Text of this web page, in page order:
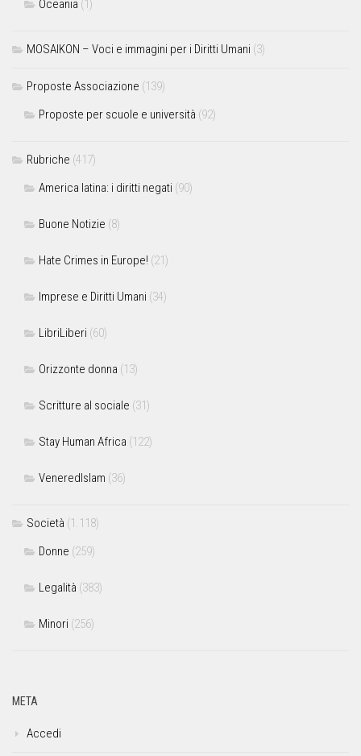
Oceania (1)
MOSAIKON – Voci e immagini per i Diritti Umani (3)
Proposte Associazione (139)
Proposte per scuole e università (92)
Rubriche (417)
America latina: i diritti negati (90)
Buone Notizie (8)
Hate Crimes in Europe! (21)
Imprese e Diritti Umani (34)
LibriLiberi (60)
Orizzonte donna (13)
Scritture al sociale (31)
Stay Human Africa (122)
VeneredIslam (36)
Società (1.118)
Donne (259)
Legalità (383)
Minori (256)
META
Accedi